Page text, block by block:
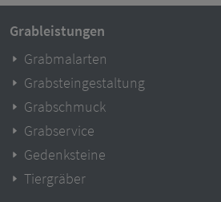
Grableistungen
Grabmalarten
Grabsteingestaltung
Grabschmuck
Grabservice
Gedenksteine
Tiergräber